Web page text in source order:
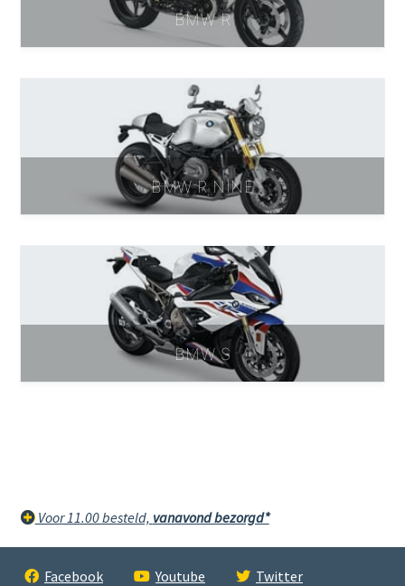
BMW R
BMW R NINE
BMW S
Voor 11.00 besteld, vanavond bezorgd*
Facebook Youtube Twitter